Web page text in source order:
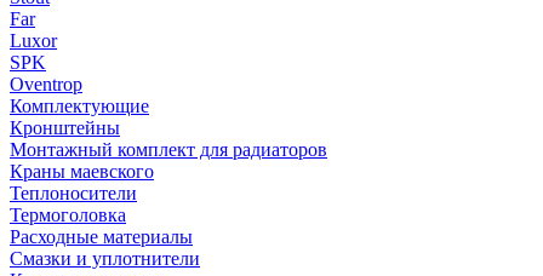
Far
Luxor
SPK
Oventrop
Комплектующие
Кронштейны
Монтажный комплект для радиаторов
Краны маевского
Теплоносители
Термоголовка
Расходные материалы
Смазки и уплотнители